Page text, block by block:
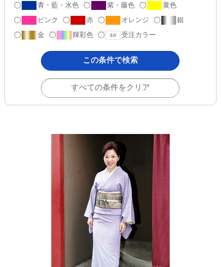
青・藍・水色
紫・藤色
黄色
ピンク
赤 オレンジ
銀
金
輝彩色 受注カラー